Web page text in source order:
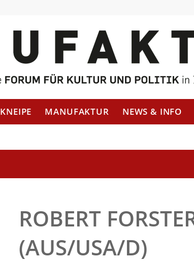
KNEIPE MANUFAKTUR NEWS & INFO
ROBERT
(AUS/USA/D)